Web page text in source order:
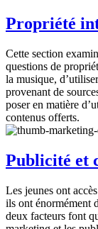
Propriété
Cette section
questions de
la musique,
provenant de
poser en matière
contenus offerts.
Publicité et
Les jeunes ont
ils ont énormément
deux facteurs font